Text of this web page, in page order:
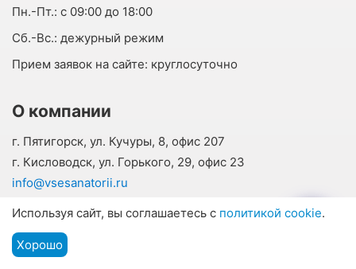
Пн.-Пт.: с 09:00 до 18:00
Cб.-Вс.: дежурный режим
Прием заявок на сайте: круглосуточно
О компании
г. Пятигорск, ул. Кучуры, 8, офис 207
г. Кисловодск, ул. Горького, 29, офис 23
info@vsesanatorii.ru
Отзывы наших гостей
Контакты
Меню
Используя сайт, вы соглашаетесь с политикой cookie.
Хорошо